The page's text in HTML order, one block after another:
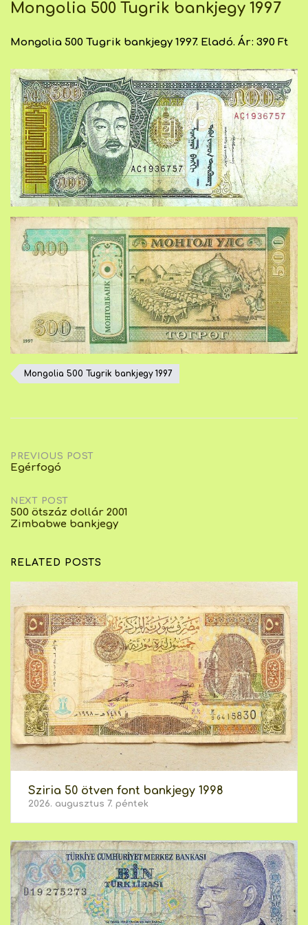
Mongolia 500 Tugrik bankjegy 1997
Mongolia 500 Tugrik bankjegy 1997. Eladó. Ár: 390 Ft
Mongolia 500 Tugrik bankjegy 1997
Post
navigation
PREVIOUS POST
Egérfogó
NEXT POST
500 ötszáz dollár 2001
Zimbabwe bankjegy
RELATED POSTS
Sziria 50 ötven font bankjegy 1998
2026. augusztus 7. péntek